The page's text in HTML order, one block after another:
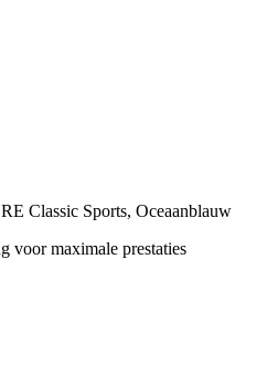
Classic Sports, Oceaanblauw
voor maximale prestaties